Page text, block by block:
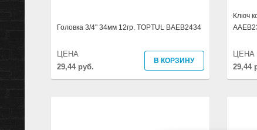
Головка 3/4" 34мм 12гр. TOPTUL BAEB2434
29,44 руб.
ЦЕНА
В КОРЗИНУ
Ключ
29,44
ЦЕНА